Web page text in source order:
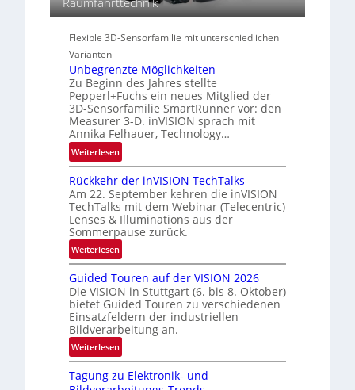
s
B
-
R
u
n
d
e
o
r
a
l
N
e
w
s
‘
Flexible 3D-Sensorfamilie mit unterschiedlichen
Varianten
Unbegrenzte Möglichkeiten
Zu Beginn des Jahres stellte
Pepperl+Fuchs ein neues Mitglied der
3D-Sensorfamilie SmartRunner vor: den
Measurer 3-D. inVISION sprach mit
Annika Felhauer, Technology…
Weiterlesen:
U
n
b
e
g
r
e
z
t
e
M
ö
g
l
Rückkehr der inVISION TechTalks
Am 22. September kehren die inVISION
TechTalks mit dem Webinar (Telecentric)
Lenses & Illuminations aus der
Sommerpause zurück.
Weiterlesen:
R
ü
c
k
k
e
h
d
Guided Touren auf der VISION 2026
Die VISION in Stuttgart (6. bis 8. Oktober)
bietet Guided Touren zu verschiedenen
Einsatzfeldern der industriellen
Bildverarbeitung an.
Weiterlesen:
G
u
Tagung zu Elektronik- und